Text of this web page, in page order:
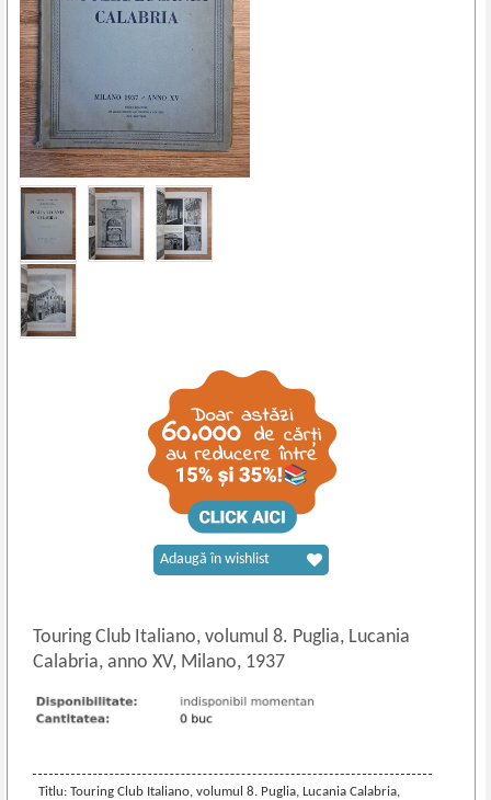
Touring Club Italiano, volumul 8. Puglia, Lucania
Calabria, anno XV, Milano, 1937
Titlu: Touring Club Italiano, volumul 8. Puglia, Lucania Calabria,
Adaugă în wishlist